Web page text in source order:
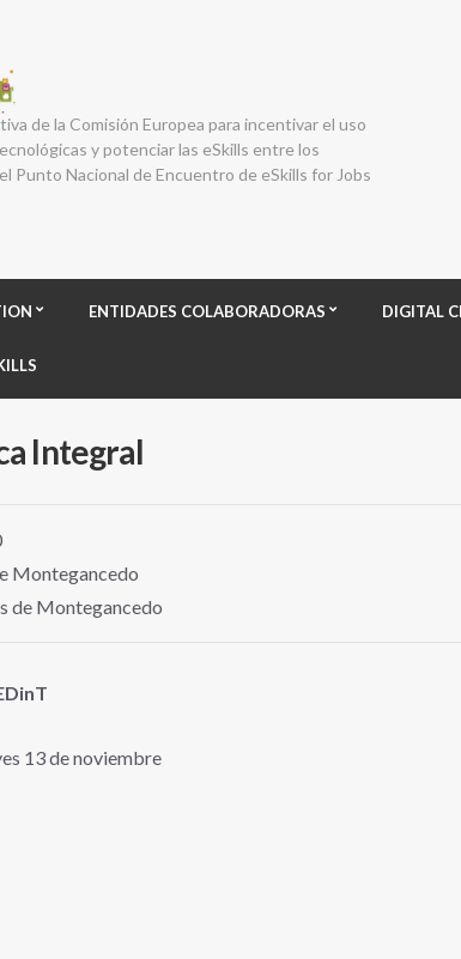
de la Comisión Europea para incentivar el uso
y potenciar las eSkills entre los
Punto Nacional de Encuentro de eSkills for Jobs
ENTIDADES COLABORADORAS DIGITAL
Integral
Montegancedo
de Montegancedo
13 de noviembre